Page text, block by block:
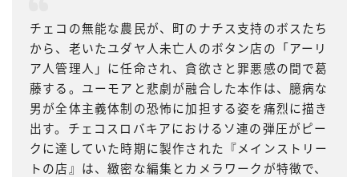
チェコの無能な農民が、町のナチス支持のボスたち
から、老いたユダヤ人未亡人のボタン店の「アーリ
ア人管理人」に任命され、貪欲さと罪悪感の間で葛
藤する。ユーモアと悲劇が融合した本作は、臆病な
男が全体主義体制の恐怖に加担する姿を痛烈に描き
出す。チェコスロバキアにおけるソ連の弾圧がピー
クに達していた時期に製作された『メインストリー
トの店』は、緻密な編集とカメラワークが特徴で、